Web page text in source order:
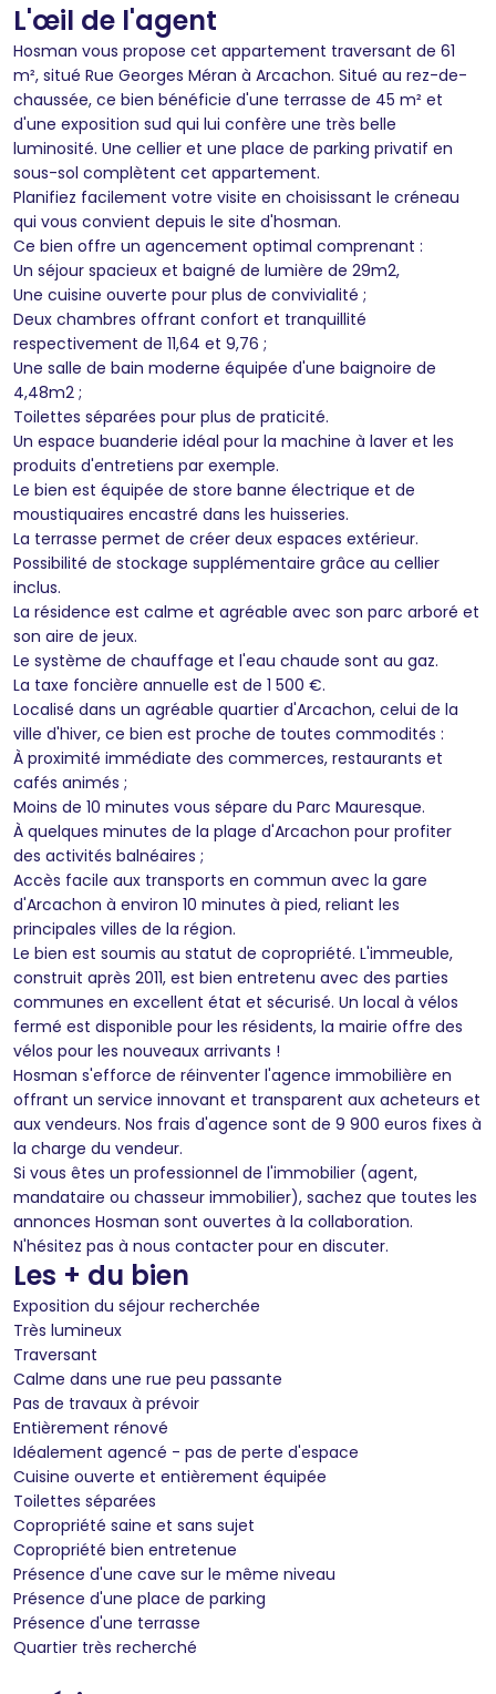
L'œil de l'agent
Hosman vous propose cet appartement traversant de 61
m², situé Rue Georges Méran à Arcachon. Situé au rez-de-
chaussée, ce bien bénéficie d'une terrasse de 45 m² et
d'une exposition sud qui lui confère une très belle
luminosité. Une cellier et une place de parking privatif en
sous-sol complètent cet appartement.
Planifiez facilement votre visite en choisissant le créneau
qui vous convient depuis le site d'hosman.
Ce bien offre un agencement optimal comprenant :
Un séjour spacieux et baigné de lumière de 29m2,
Une cuisine ouverte pour plus de convivialité ;
Deux chambres offrant confort et tranquillité
respectivement de 11,64 et 9,76 ;
Une salle de bain moderne équipée d'une baignoire de
4,48m2 ;
Toilettes séparées pour plus de praticité.
Un espace buanderie idéal pour la machine à laver et les
produits d'entretiens par exemple.
Le bien est équipée de store banne électrique et de
moustiquaires encastré dans les huisseries.
La terrasse permet de créer deux espaces extérieur.
Possibilité de stockage supplémentaire grâce au cellier
inclus.
La résidence est calme et agréable avec son parc arboré et
son aire de jeux.
Le système de chauffage et l'eau chaude sont au gaz.
La taxe foncière annuelle est de 1 500 €.
Localisé dans un agréable quartier d'Arcachon, celui de la
ville d'hiver, ce bien est proche de toutes commodités :
À proximité immédiate des commerces, restaurants et
cafés animés ;
Moins de 10 minutes vous sépare du Parc Mauresque.
À quelques minutes de la plage d'Arcachon pour profiter
des activités balnéaires ;
Accès facile aux transports en commun avec la gare
d'Arcachon à environ 10 minutes à pied, reliant les
principales villes de la région.
Le bien est soumis au statut de copropriété. L'immeuble,
construit après 2011, est bien entretenu avec des parties
communes en excellent état et sécurisé. Un local à vélos
fermé est disponible pour les résidents, la mairie offre des
vélos pour les nouveaux arrivants !
Hosman s'efforce de réinventer l'agence immobilière en
offrant un service innovant et transparent aux acheteurs et
aux vendeurs. Nos frais d'agence sont de 9 900 euros fixes à
la charge du vendeur.
Si vous êtes un professionnel de l'immobilier (agent,
mandataire ou chasseur immobilier), sachez que toutes les
annonces Hosman sont ouvertes à la collaboration.
N'hésitez pas à nous contacter pour en discuter.
Les + du bien
Exposition du séjour recherchée
Très lumineux
Traversant
Calme dans une rue peu passante
Pas de travaux à prévoir
Entièrement rénové
Idéalement agencé - pas de perte d'espace
Cuisine ouverte et entièrement équipée
Toilettes séparées
Copropriété saine et sans sujet
Copropriété bien entretenue
Présence d'une cave sur le même niveau
Présence d'une place de parking
Présence d'une terrasse
Quartier très recherché